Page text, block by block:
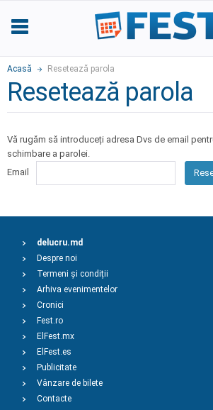
Acasă Resetează parola
Resetează parola
Vă rugăm să introduceți adresa Dvs de email
schimbare a parolei.
Email
delucru.md
Despre noi
Termeni și condiții
Arhiva evenimentelor
Cronici
Fest.ro
ElFest.mx
ElFest.es
Publicitate
Vânzare de bilete
Contacte